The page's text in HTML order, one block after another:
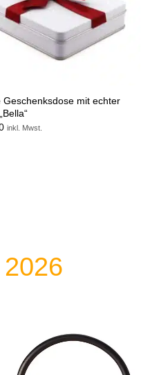
Geschenksdose mit echter
inkl. Mwst.